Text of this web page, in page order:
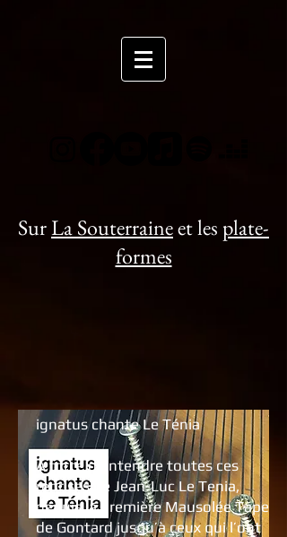
SurLa Souterraineet les plate-
formes
ignatus chante Le Ténia
À force d’entendre toutes ces
reprises de Jean-Luc Le Tenia,
depuis la première Mausolée Tape
de Gontard jusqu’à ceux qui l’ont